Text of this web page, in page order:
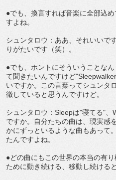
●でも、換言すれば音楽に全部込
すよね。
シュンタロウ：ああ、それいいで
りがたいです（笑）。
●でも、ホントにそういうことな
て聞きたいんですけど
いですか。この言葉ってシュンタ
徴していると思うんですけど。
シュンタロウ：Sleepは"寝てる"
ですか。自分たちの曲は、現実感
かにずっといるような曲もあって
たんですよね。
●どの曲にもこの世界の本当の有
ために動き続ける、移動し続ける